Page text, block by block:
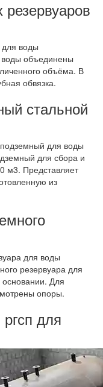
воды объединены
объёма. В
обвязка.
стальной
для сбора и
м3. Представляет
из
резервуара для
Для
опоры.
для